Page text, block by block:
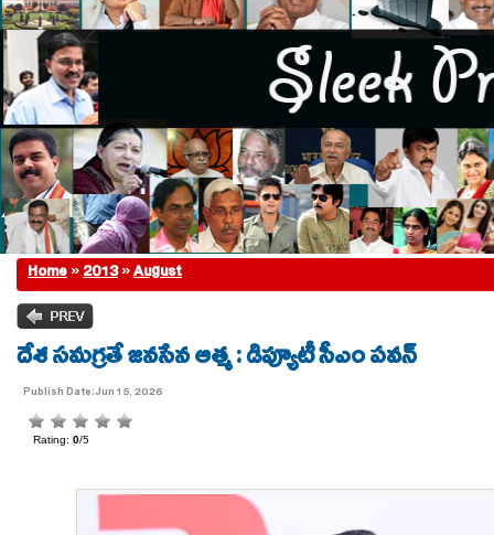
Home»2013»August
దేశ సమగ్రతే జనసేన ఆత్మ : డిప్యూటీ సీఎం పవన్
Publish Date:Jun 15, 2026